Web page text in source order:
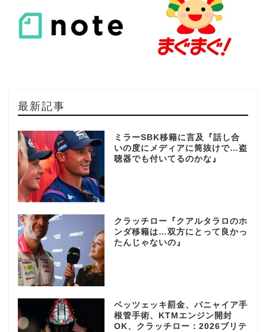
最新記事
ミラーSBK移籍に言及『話し合
いの度にメディアに筒抜けで…盗
聴器でも付いてるのかな』
クラッチロー『クアルタラロのホ
ンダ移籍は…双方にとって良かっ
たんじゃないの』
ベッツェッキ罰金、バニャイア手
根管手術、KTMエンジン開封
OK、クラッチロー：2026ブリテ